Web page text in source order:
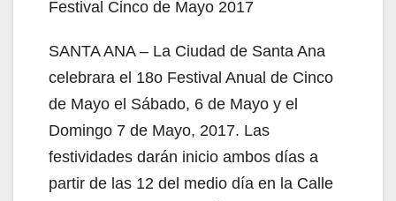
Festival Cinco de Mayo 2017
SANTA ANA – La Ciudad de Santa Ana
celebrara el 18o Festival Anual de Cinco
de Mayo el Sábado, 6 de Mayo y el
Domingo 7 de Mayo, 2017. Las
festividades darán inicio ambos días a
partir de las 12 del medio día en la Calle